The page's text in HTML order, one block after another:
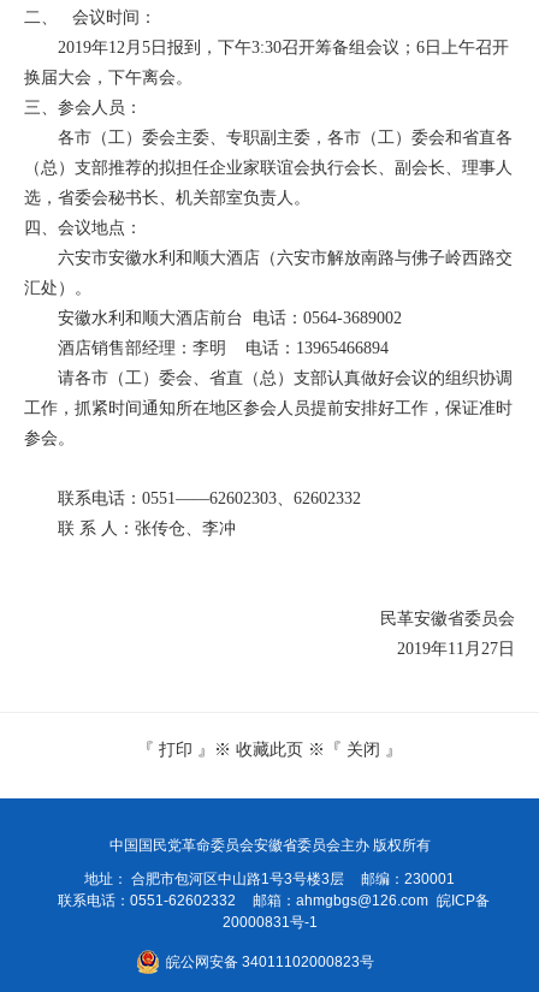
二、 会议时间：
2019年12月5日报到，下午3:30召开筹备组会议；6日上午召开
换届大会，下午离会。
三、参会人员：
各市（工）委会主委、专职副主委，各市（工）委会和省直各
（总）支部推荐的拟担任企业家联谊会执行会长、副会长、理事人
选，省委会秘书长、机关部室负责人。
四、会议地点：
六安市安徽水利和顺大酒店（六安市解放南路与佛子岭西路交
汇处）。
安徽水利和顺大酒店前台 电话：0564-3689002
酒店销售部经理：李明 电话：13965466894
请各市（工）委会、省直（总）支部认真做好会议的组织协调
工作，抓紧时间通知所在地区参会人员提前安排好工作，保证准时
参会。
联系电话：0551——62602303、62602332
联 系 人：张传仓、李冲
民革安徽省委员会
2019年11月27日
『 打印 』※ 收藏此页 ※『 关闭 』
中国国民党革命委员会安徽省委员会主办 版权所有
地址： 合肥市包河区中山路1号3号楼3层
邮编：230001
联系电话：0551-62602332
邮箱： ahmgbgs@126.com 皖ICP备
20000831号-1
皖公网安备 34011102000823号